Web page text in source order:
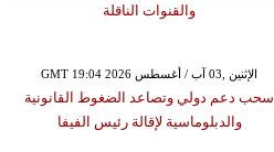
والقنوات الناقلة
GMT 19:04 2026 الإثنين ,03 آب / أغسطس
سحب دعم دولي وتصاعد الضغوط القانونية
والدبلوماسية لإقالة رئيس الفيفا